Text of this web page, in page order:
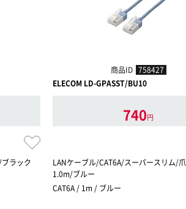
ラック
商品ID 758427
ELECOM LD-GPASST/BU10
740円
LANケーブル/CAT6A/スーパースリム/
1.0m/ブルー
CAT6A / 1m / ブルー